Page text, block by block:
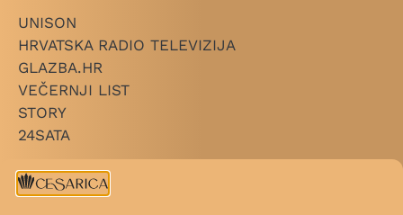
UNISON
HRVATSKA RADIO TELEVIZIJA
GLAZBA.HR
VEČERNJI LIST
STORY
24SATA
+ LINKOVI